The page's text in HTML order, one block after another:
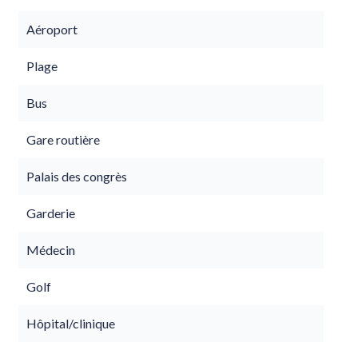
Aéroport
Plage
Bus
Gare routière
Palais des congrès
Garderie
Médecin
Golf
Hôpital/clinique